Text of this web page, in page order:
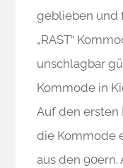
geblieben und
„RAST“
unschlagbar
Kommode in
Auf den ersten
die Kommode
aus den 90ern.